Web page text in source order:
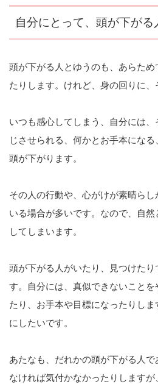
自分にとって、頭が下がる
頭が下がる人とゆうのも、あらた
たりします。けれど、身の回りに、
いつも感心してしまう、自分には
じさせられる、何かとお手本にな
頭が下がります。
その人の行動や、心がけが素晴ら
いる場合が多いです。なので、自然
してしまいます。
頭が下がる人がいたり、見つけた
す。自分には、真似できないことを
たり、お手本や目標になったりし
にしたいです。
あたなも、だれかの頭が下がる人
なければ気付かなかったりします